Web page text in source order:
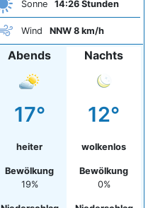
Sonne 14:26 Stunden
Wind NNW 8 km/h
Abends
17°
heiter
Bewölkung
19%
Nachts
12°
wolkenlos
Bewölkung
0%